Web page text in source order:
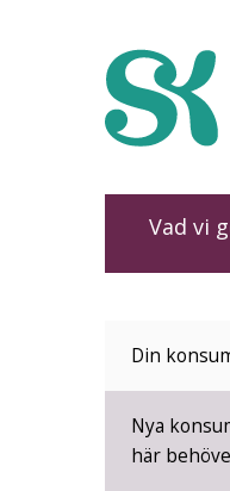
Vad vi
Din
Nya
här